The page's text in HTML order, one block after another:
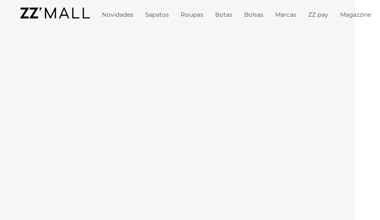
Novidades Sapatos Roupas Botas Bolsas Marcas ZZ pay Magazzine